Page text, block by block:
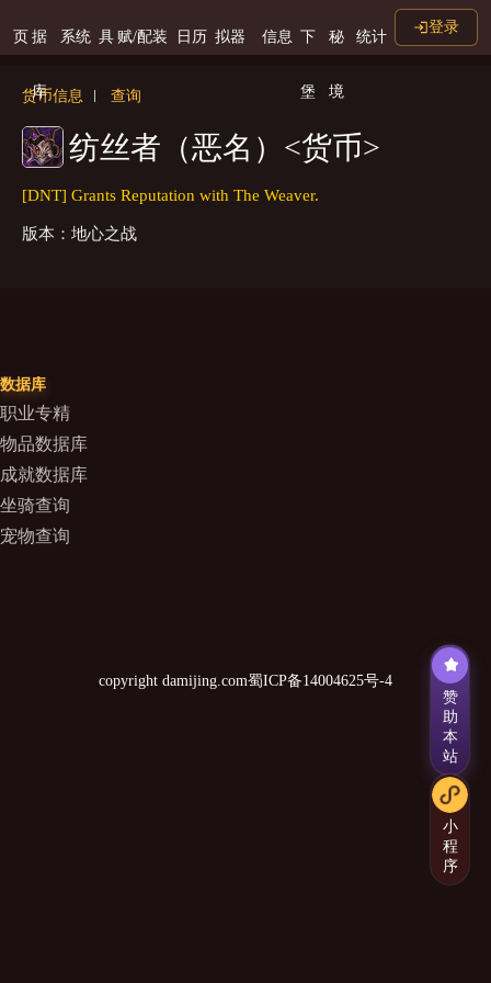
页 据
库
系统 具 赋/配装 日历 拟器 信息 下
堡
秘
境
统计
登录
货币信息 查询
纺丝者（恶名）<货币>
[DNT] Grants Reputation with The Weaver.
版本：地心之战
数据库
职业专精
物品数据库
成就数据库
坐骑查询
宠物查询
copyright damijing.com蜀ICP备14004625号-4
赞
助
本
站
小
程
序